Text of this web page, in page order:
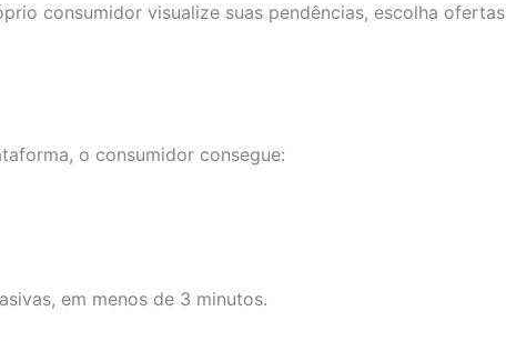
consumidor visualize suas pendências, escolha ofertas
o consumidor consegue:
em menos de 3 minutos.